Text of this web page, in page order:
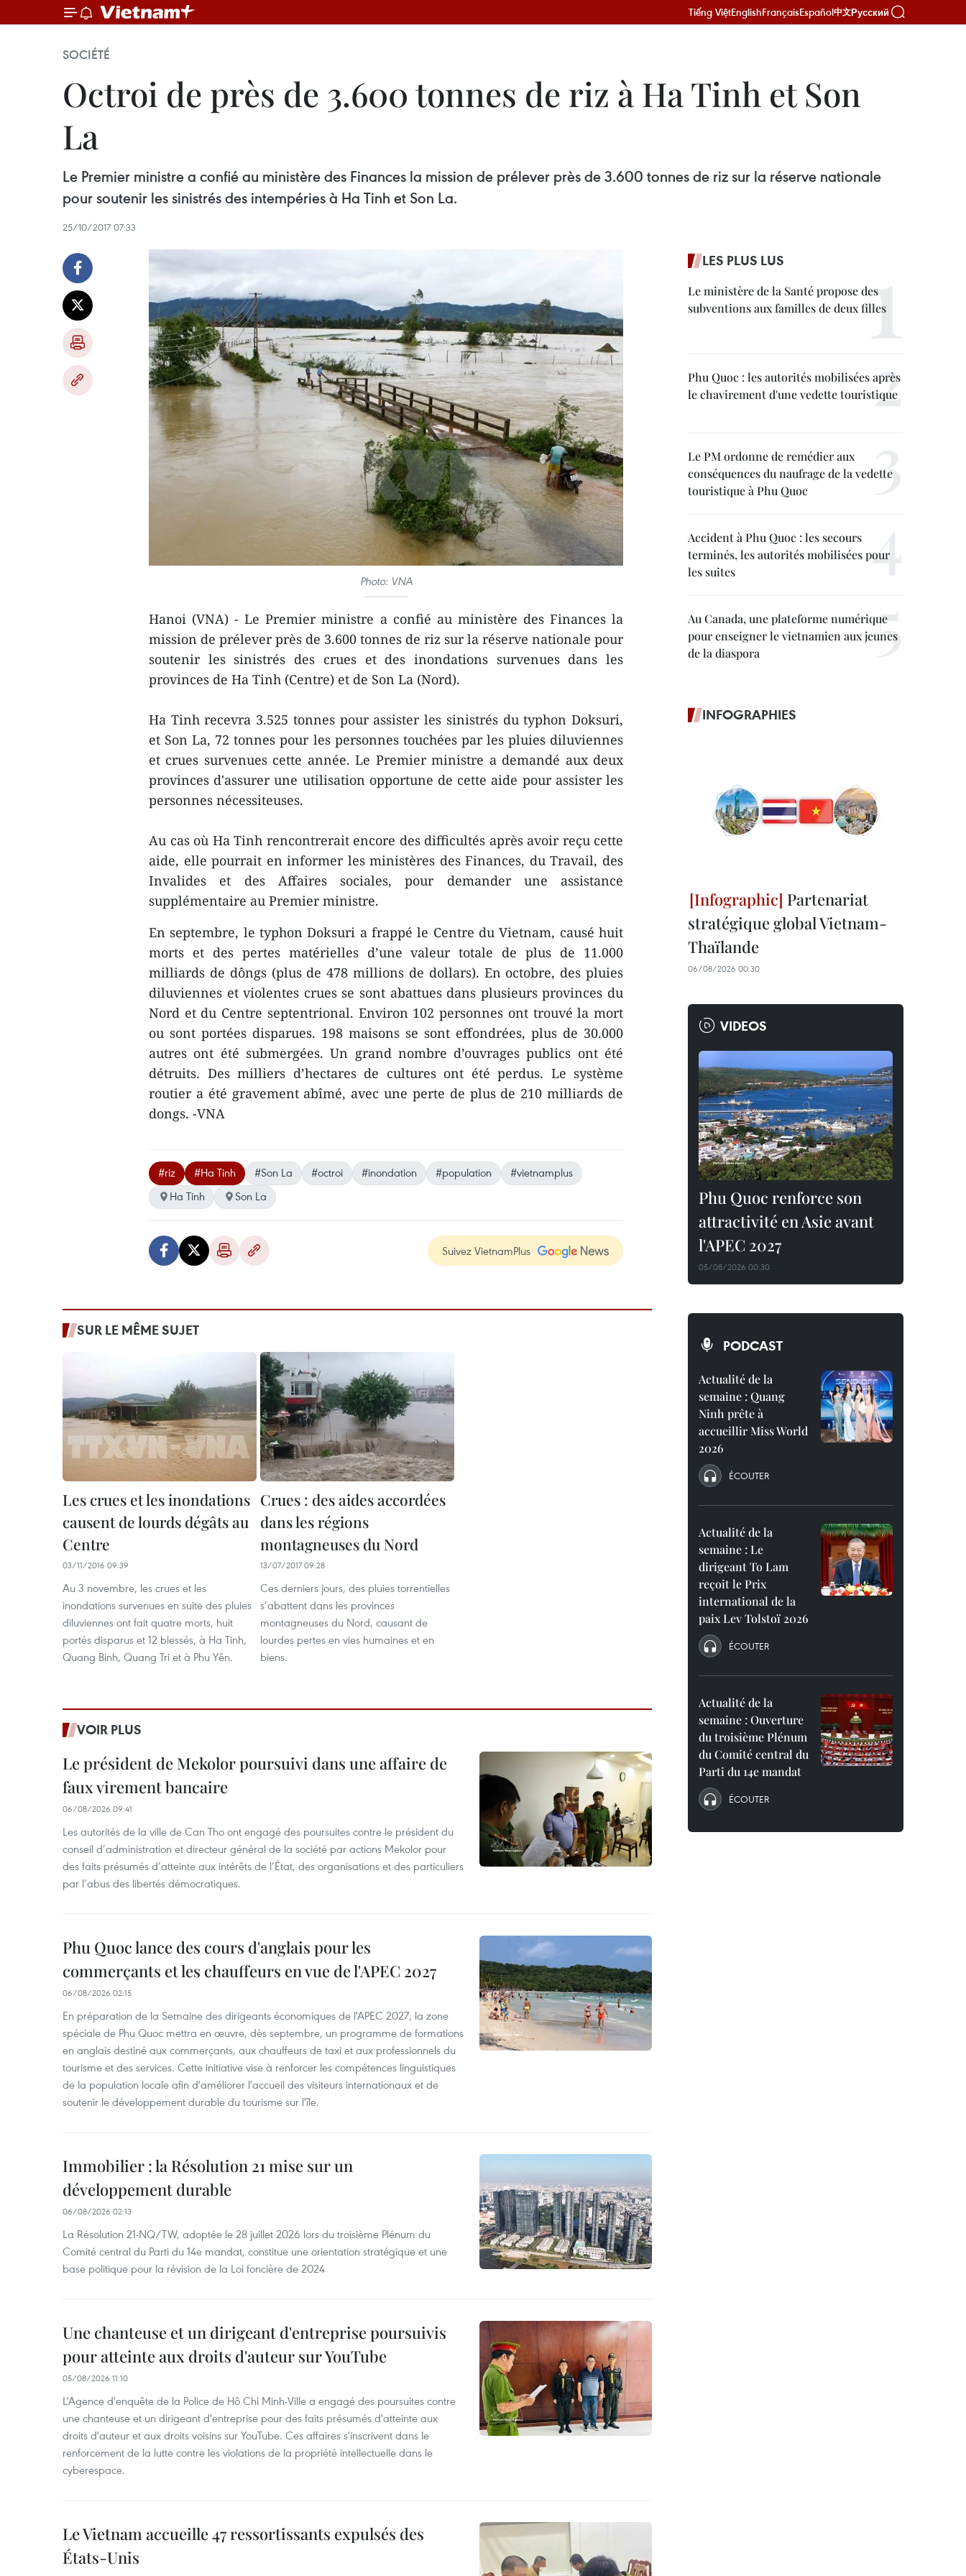
Tiếng ViệtEnglishFrançaisEspañol中文Русский
SOCIÉTÉ
Octroi de près de 3.600 tonnes de riz à Ha Tinh et Son
La
Le Premier ministre a confié au ministère des Finances la mission de prélever près de 3.600 tonnes de riz sur la réserve nationale
pour soutenir les sinistrés des intempéries à Ha Tinh et Son La.
25/10/2017 07:33
Photo: VNA
Hanoi (VNA) - Le Premier ministre a confié au ministère des Finances la
mission de prélever ​près de 3.600 tonnes de riz sur la réserve nationale pour
soutenir les ​sinistrés des crues et des inondations survenues dans les
provinces de Ha Tinh (Centre) et de Son La (Nord).
Ha Tinh recevra 3.525 tonnes pour assister les sinistrés du typhon Doksuri,
et Son La, 72 tonnes pour les personnes touchées par les pluies diluviennes
et crues survenues cette année. Le Premier ministre a demandé aux deux
provinces d'assurer une utilisation opportune de cette aide pour assister les
personnes nécessiteuses.
Au cas où ​Ha Tinh rencontrerait encore des difficultés après avoir reçu cette
aide, ​elle pourrait en informer les ministères des Finances, du Travail, des
Invalides et des Affaires sociales, pour demander une assistance
supplémentaire au Premier ministre.
En septembre, le typhon Doksuri a frappé le Centre du Vietnam, causé huit
morts et des pertes matérielles d’une valeur totale de plus de 11.000
milliards de dôngs (plus de 478 millions de dollars). En octobre, des pluies
diluviennes et violentes crues se sont abattues dans plusieurs provinces du
Nord et du Centre septentrional. Environ 102 personnes ont trouvé la mort
ou sont portées disparues. 198 maisons se sont effondrées, plus de 30.000
autres ont été submergées. Un grand nombre d’ouvrages publics ont été
détruits. Des milliers d’hectares de cultures ont été perdus. Le système
routier a été gravement abîmé, avec une perte de plus de 210 milliards de
dongs. -VNA
#riz #Ha Tinh #Son La #octroi #inondation #population
#vietnamplus
Ha Tinh
Son La
Suivez VietnamPlus
SUR LE MÊME SUJET
Les crues et les inondations
causent de lourds dégâts au
Centre
03/11/2016 09:39
Au 3 novembre, les crues et les
inondations survenues en suite des pluies
diluviennes ont fait quatre morts, huit
portés disparus et 12 blessés, à Ha Tinh,
Quang Binh, Quang Tri et à Phu Yên.
Crues : des aides accordées
dans les régions
montagneuses du Nord
13/07/2017 09:28
Ces derniers jours, des pluies torrentielles
s’abattent dans les provinces
montagneuses du Nord, causant de
lourdes pertes en vies humaines et en
biens.
VOIR PLUS
Le président de Mekolor poursuivi dans une affaire de
faux virement bancaire
06/08/2026 09:41
Les autorités de la ville de Can Tho ont engagé des poursuites contre le président du
conseil d’administration et directeur général de la société par actions Mekolor pour
des faits présumés d’atteinte aux intérêts de l’État, des organisations et des particuliers
par l’abus des libertés démocratiques.
Phu Quoc lance des cours d'anglais pour les
commerçants et les chauffeurs en vue de l'APEC 2027
06/08/2026 02:15
En préparation de la Semaine des dirigeants économiques de l'APEC 2027, la zone
spéciale de Phu Quoc mettra en œuvre, dès septembre, un programme de formations
en anglais destiné aux commerçants, aux chauffeurs de taxi et aux professionnels du
tourisme et des services. Cette initiative vise à renforcer les compétences linguistiques
de la population locale afin d'améliorer l'accueil des visiteurs internationaux et de
soutenir le développement durable du tourisme sur l'île.
Immobilier : la Résolution 21 mise sur un
développement durable
06/08/2026 02:13
La Résolution 21-NQ/TW, adoptée le 28 juillet 2026 lors du troisième Plénum du
Comité central du Parti du 14e mandat, constitue une orientation stratégique et une
base politique pour la révision de la Loi foncière de 2024
Une chanteuse et un dirigeant d'entreprise poursuivis
pour atteinte aux droits d'auteur sur YouTube
05/08/2026 11:10
L'Agence d'enquête de la Police de Hô Chi Minh-Ville a engagé des poursuites contre
une chanteuse et un dirigeant d'entreprise pour des faits présumés d'atteinte aux
droits d'auteur et aux droits voisins sur YouTube. Ces affaires s'inscrivent dans le
renforcement de la lutte contre les violations de la propriété intellectuelle dans le
cyberespace.
Le Vietnam accueille 47 ressortissants expulsés des
États-Unis
LES PLUS LUS
Le ministère de la Santé propose des
subventions aux familles de deux filles
Phu Quoc : les autorités mobilisées après
le chavirement d'une vedette touristique
Le PM ordonne de remédier aux
conséquences du naufrage de la vedette
touristique à Phu Quoc
Accident à Phu Quoc : les secours
terminés, les autorités mobilisées pour
les suites
Au Canada, une plateforme numérique
pour enseigner le vietnamien aux jeunes
de la diaspora
INFOGRAPHIES
Partenariat
stratégique global Vietnam-
Thaïlande
06/08/2026 00:30
VIDEOS
Phu Quoc renforce son
attractivité en Asie avant
l'APEC 2027
05/08/2026 00:30
PODCAST
Actualité de la
semaine : Quang
Ninh prête à
accueillir Miss World
2026
ÉCOUTER
Actualité de la
semaine : Le
dirigeant To Lam
reçoit le Prix
international de la
paix Lev Tolstoï 2026
ÉCOUTER
Actualité de la
semaine : Ouverture
du troisième Plénum
du Comité central du
Parti du 14e mandat
ÉCOUTER